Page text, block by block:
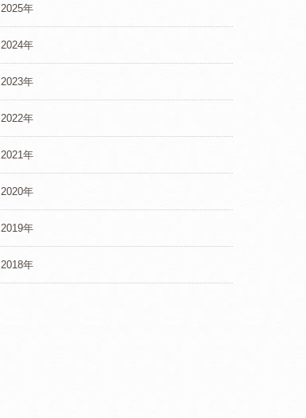
2025年
2024年
2023年
2022年
2021年
2020年
2019年
2018年